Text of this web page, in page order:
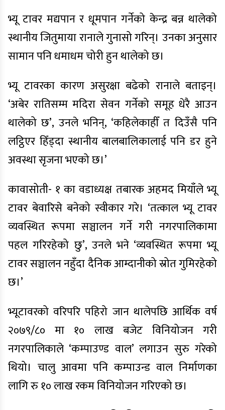
भ्यू टावर मद्यपान र धूमपान गर्नेको केन्द्र बन्न थालेको
स्थानीय जितुमाया रानाले गुनासो गरिन्। उनका अनुसार
सामान पनि धमाधम चोरी हुन थालेको छ।
भ्यू टावरका कारण असुरक्षा बढेको रानाले बताइन्।
‘अबेर रातिसम्म मदिरा सेवन गर्नेको समूह धेरै आउन
थालेको छ’, उनले भनिन्, ‘कहिलेकाहीँ त दिउँसै पनि
लट्ठिएर हिँड्दा स्थानीय बालबालिकालाई पनि डर हुने
अवस्था सृजना भएको छ।’
कावासोती- १ का वडाध्यक्ष तबारक अहमद मियाँले भ्यू
टावर बेवारिसे बनेको स्वीकार गरे। ‘तत्काल भ्यू टावर
व्यवस्थित रूपमा सञ्चालन गर्ने गरी नगरपालिकामा
पहल गरिरहेको छु’, उनले भने ‘व्यवस्थित रूपमा भ्यू
टावर सञ्चालन नहुँदा दैनिक आम्दानीको स्रोत गुमिरहेको
छ।’
भ्यूटावरको वरिपरि पहिरो जान थालेपछि आर्थिक वर्ष
२०७९/८० मा १० लाख बजेट विनियोजन गरी
नगरपालिकाले ‘कम्पाउण्ड वाल’ लगाउन सुरु गरेको
थियो। चालु आवमा पनि कम्पाउन्ड वाल निर्माणका
लागि रु १० लाख रकम विनियोजन गरिएको छ।